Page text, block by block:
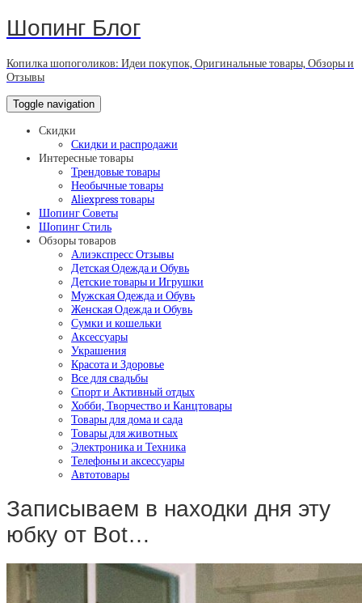
Шопинг Блог
Копилка шопоголиков: Идеи покупок, Оригинальные товары, Обзоры и
Отзывы
Toggle navigation
Скидки
Скидки и распродажи
Интересные товары
Трендовые товары
Необычные товары
Aliexpress товары
Шопинг Советы
Шопинг Стиль
Обзоры товаров
Алиэкспресс Отзывы
Детская Одежда и Обувь
Детские товары и Игрушки
Мужская Одежда и Обувь
Женская Одежда и Обувь
Сумки и кошельки
Аксессуары
Украшения
Красота и Здоровье
Все для свадьбы
Спорт и Активный отдых
Хобби, Творчество и Канцтовары
Товары для дома и сада
Товары для животных
Электроника и Техника
Телефоны и аксессуары
Автотовары
Записываем в находки дня эту
юбку от Bot…